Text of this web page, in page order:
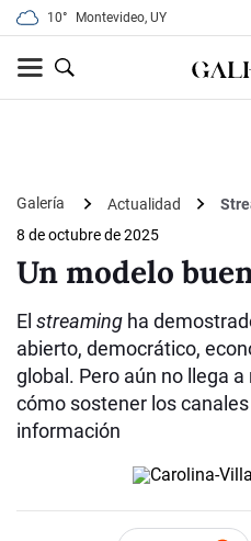
10° Montevideo, UY
Galería Actualidad
8 de octubre de 2025
Un modelo
El streaming ha
abierto, democrático,
global. Pero aún no llega
cómo sostener los
información